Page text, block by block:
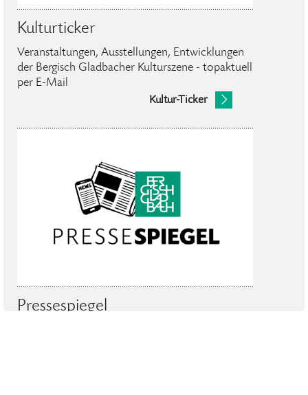
Kulturticker
Veranstaltungen, Ausstellungen, Entwicklungen
der Bergisch Gladbacher Kulturszene - topaktuell
per E-Mail
Kultur-Ticker
Pressespiegel